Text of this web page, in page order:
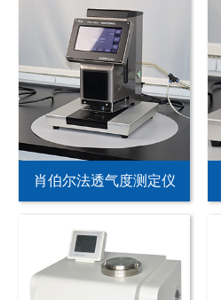
肖伯尔法透气度测定仪